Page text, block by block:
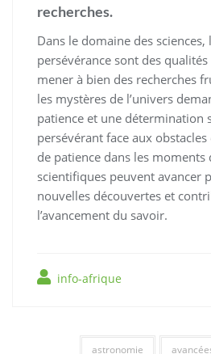
recherches.
Dans le domaine des sciences,
persévérance sont des
mener à bien des recherches
les mystères de l’univers
patience et une détermination
persévérant face aux
de patience dans les moments
scientifiques peuvent avancer
nouvelles découvertes et
l’avancement du savoir.
info-afrique
astronomie